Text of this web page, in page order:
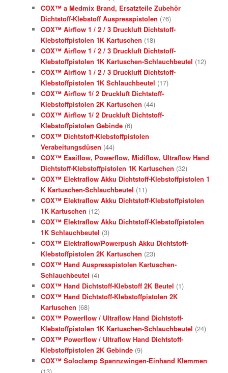
COX™ a Medmix Brand, Ersatzteile Zubehör
Dichtstoff-Klebstoff Auspresspistolen (76)
COX™ Airflow 1 / 2 / 3 Druckluft Dichtstoff-
Klebstoffpistolen 1K Kartuschen (18)
COX™ Airflow 1 / 2 / 3 Druckluft Dichtstoff-
Klebstoffpistolen 1K Kartuschen-Schlauchbeutel (12)
COX™ Airflow 1 / 2 / 3 Druckluft Dichtstoff-
Klebstoffpistolen 1K Schlauchbeutel (17)
COX™ Airflow 1/ 2 Druckluft Dichtstoff-
Klebstoffpistolen 2K Kartuschen (44)
COX™ Airflow 1/ 2 Druckluft Dichtstoff-
Klebstoffpistolen Gebinde (6)
COX™ Dichtstoff-Klebstoffpistolen
Verabeitungsdüsen (44)
COX™ Easiflow, Powerflow, Midiflow, Ultraflow Hand
Dichtstoff-Klebstoffpistolen 1K Kartuschen (32)
COX™ Elektraflow Akku Dichtstoff-Klebstoffpistolen 1
K Kartuschen-Schlauchbeutel (11)
COX™ Elektraflow Akku Dichtstoff-Klebstoffpistolen
1K Kartuschen (12)
COX™ Elektraflow Akku Dichtstoff-Klebstoffpistolen
1K Schlauchbeutel (3)
COX™ Elektraflow/Powerpush Akku Dichtstoff-
Klebstoffpistolen 2K Kartuschen (23)
COX™ Hand Auspresspistolen Kartuschen-
Schlauchbeutel (4)
COX™ Hand Dichtstoff-Klebstoff 2K Beutel (1)
COX™ Hand Dichtstoff-Klebstoffpistolen 2K
Kartuschen (68)
COX™ Powerflow / Ultraflow Hand Dichtstoff-
Klebstoffpistolen 1K Kartuschen-Schlauchbeutel (24)
COX™ Powerflow / Ultraflow Hand Dichtstoff-
Klebstoffpistolen 2K Gebinde (9)
COX™ Soloclamp Spannzwingen-Einhand Klemmen